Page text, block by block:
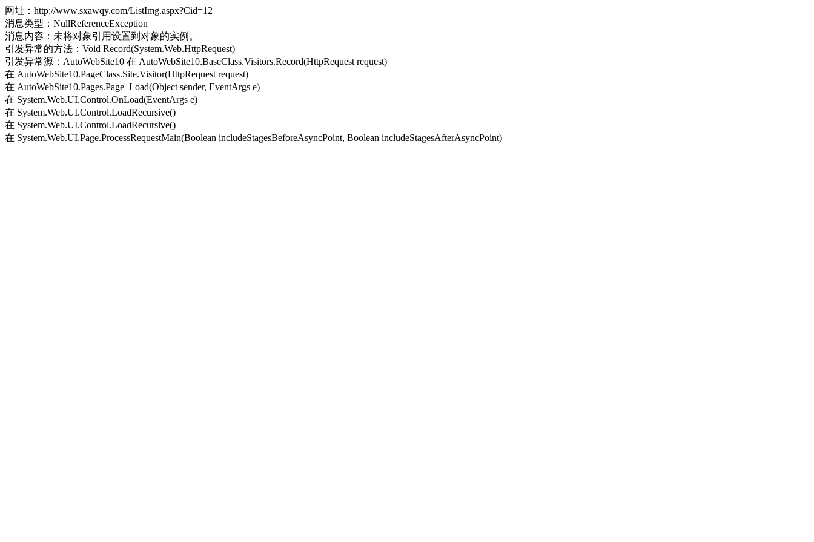
网址：http://www.sxawqy.com/ListImg.aspx?Cid=12
消息类型：NullReferenceException
消息内容：未将对象引用设置到对象的实例。
引发异常的方法：Void Record(System.Web.HttpRequest)
引发异常源：AutoWebSite10 在 AutoWebSite10.BaseClass.Visitors.Record(HttpRequest request)
在 AutoWebSite10.PageClass.Site.Visitor(HttpRequest request)
在 AutoWebSite10.Pages.Page_Load(Object sender, EventArgs e)
在 System.Web.UI.Control.OnLoad(EventArgs e)
在 System.Web.UI.Control.LoadRecursive()
在 System.Web.UI.Control.LoadRecursive()
在 System.Web.UI.Page.ProcessRequestMain(Boolean includeStagesBeforeAsyncPoint, Boolean includeStagesAfterAsyncPoint)